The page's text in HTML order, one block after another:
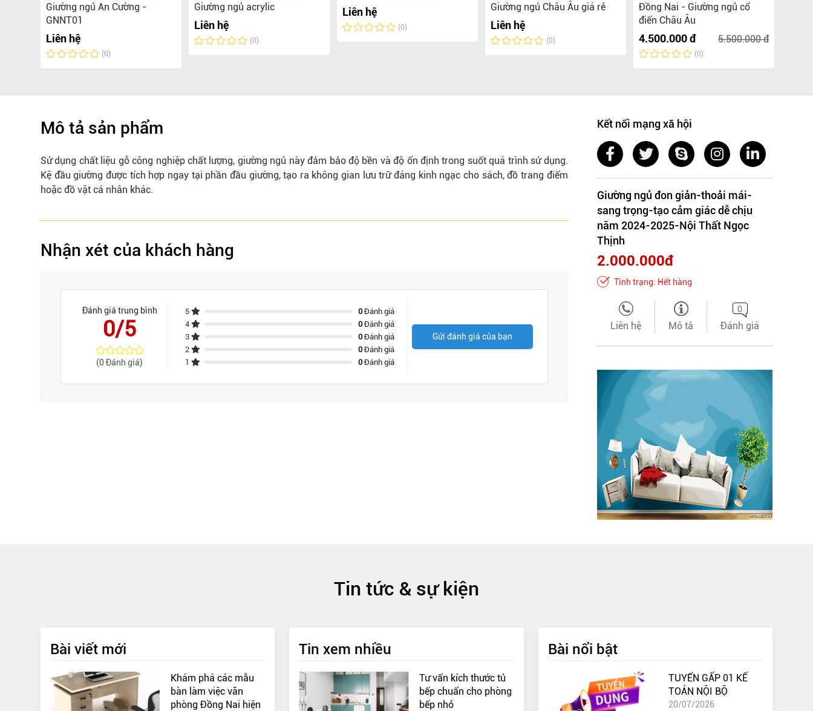
Giường ngủ An Cường -
GNNT01
Liên hệ
(0)
Giường ngủ acrylic
Liên hệ
(0)
Liên hệ
(0)
Giường ngủ Châu Âu giá rẻ
Liên hệ
(0)
Đồng Nai - Giường ngủ cổ
điển Châu Âu
4.500.000 đ 5.500.000 đ
(0)
Mô tả sản phẩm
Sử dụng chất liệu gỗ công nghiệp chất lượng, giường ngủ này đảm bảo độ bền và độ ổn định trong suốt quá trình sử dụng.
Kệ đầu giường được tích hợp ngay tại phần đầu giường, tạo ra không gian lưu trữ đáng kinh ngạc cho sách, đồ trang điểm
hoặc đồ vật cá nhân khác.
Nhận xét của khách hàng
Đánh giá trung bình
0/5
(0 Đánh giá)
5 0Đánh giá
4
0Đánh giá
3
0Đánh giá
2
0Đánh giá
1
0Đánh giá
Gửi đánh giá của bạn
Kết nối mạng xã hội
Giường ngủ đon giản-thoải mái-
sang trọng-tạo cảm giác dễ chịu
năm 2024-2025-Nội Thất Ngọc
Thịnh
2.000.000đ
Tình trạng: Hết hàng
Liên hệ Mô tả
0
Đánh giá
Tin tức & sự kiện
Bài viết mới
Khám phá các mẫu
bàn làm việc văn
phòng Đồng Nai hiện
Tin xem nhiều
Tư vấn kích thước tủ
bếp chuẩn cho phòng
bếp nhỏ
Bài nổi bật
TUYỂN GẤP 01 KẾ
TOÁN NỘI BỘ
20/07/2026